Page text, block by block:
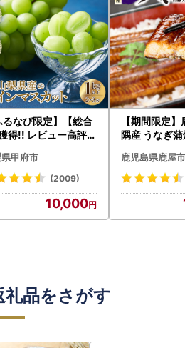
るなび限定】【総合
得!! レビュー高評価
梨県産 シャインマス
ト 2～3房（1.0kg以
SP
甲府市
(2009)
10,000
【期間限定
隅産 うなぎ蒲
cp18 うなぎ
菜
鹿児島県鹿屋市
品をさがす